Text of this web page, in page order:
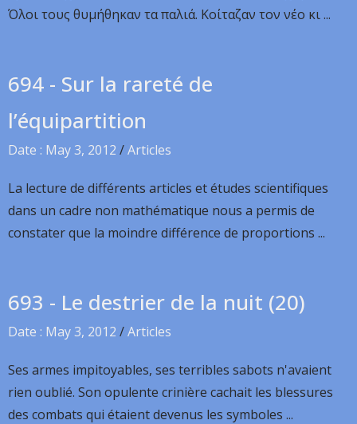
Όλοι τους θυμήθηκαν τα παλιά. Κοίταζαν τον νέο κι ...
694 - Sur la rareté de
l’équipartition
Date : May 3, 2012 /Articles
La lecture de différents articles et études scientifiques
dans un cadre non mathématique nous a permis de
constater que la moindre différence de proportions ...
693 - Le destrier de la nuit (20)
Date : May 3, 2012 /Articles
Ses armes impitoyables, ses terribles sabots n'avaient
rien oublié. Son opulente crinière cachait les blessures
des combats qui étaient devenus les symboles ...